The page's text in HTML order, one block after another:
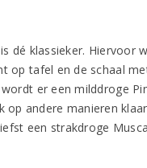
dé klassieker. Hiervoor
op tafel en de schaal
er een milddroge
op andere manieren
een strakdroge